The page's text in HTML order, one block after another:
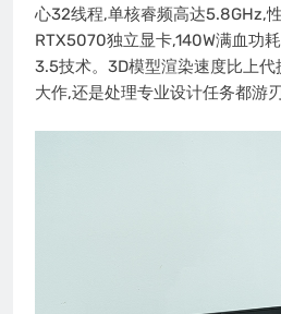
心32线程,单核睿频高达5.8GHz,
RTX5070独立显卡,140W满血功
3.5技术。3D模型渲染速度比上
大作,还是处理专业设计任务都游刃